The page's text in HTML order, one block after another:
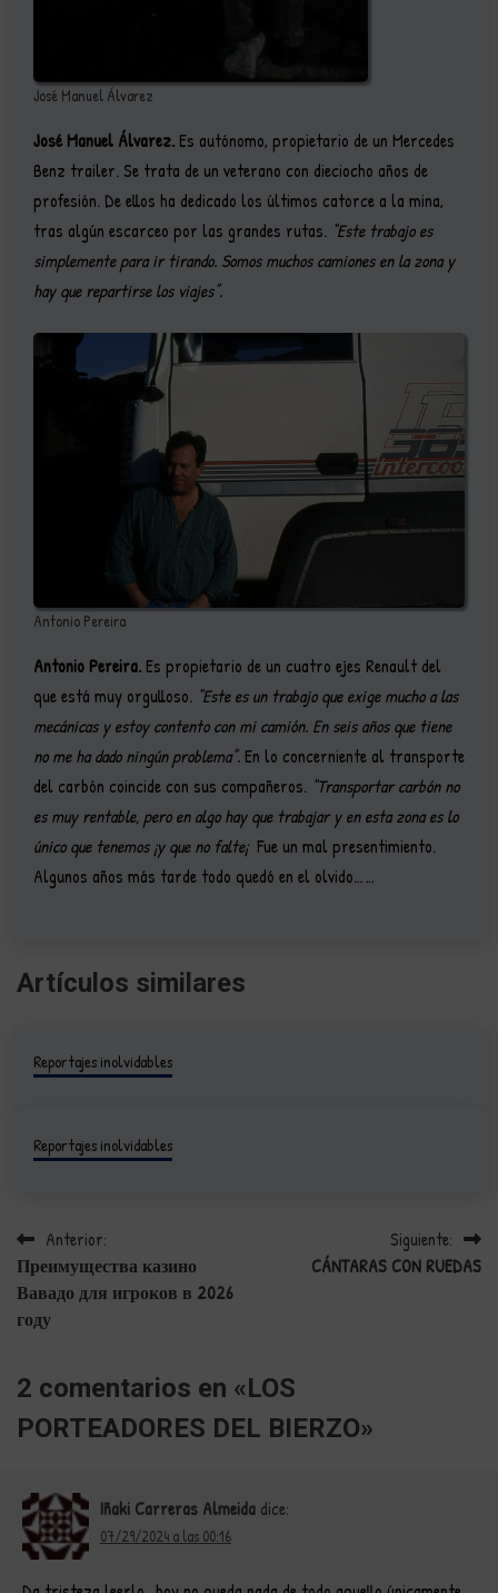
José Manuel Álvarez
José Manuel Álvarez. Es autónomo, propietario de un Mercedes
Benz trailer. Se trata de un veterano con dieciocho años de
profesión. De ellos ha dedicado los últimos catorce a la mina,
tras algún escarceo por las grandes rutas. “Este trabajo es
simplemente para ir tirando. Somos muchos camiones en la zona y
hay que repartirse los viajes”.
Antonio Pereira
Antonio Pereira. Es propietario de un cuatro ejes Renault del
que está muy orgulloso. “Este es un trabajo que exige mucho a las
mecánicas y estoy contento con mi camión. En seis años que tiene
no me ha dado ningún problema”. En lo concerniente al transporte
del carbón coincide con sus compañeros. “Transportar carbón no
es muy rentable, pero en algo hay que trabajar y en esta zona es lo
único que tenemos ¡y que no falte¡Fue un mal presentimiento.
Algunos años más tarde todo quedó en el olvido……
Artículos similares
Reportajes inolvidables
Reportajes inolvidables
Navegación
de
entradas
Anterior:
Преимущества казино
Вавадо для игроков в 2026
году
Siguiente:
CÁNTARAS CON RUEDAS
2 comentarios en «LOS
PORTEADORES DEL BIERZO»
Iñaki Carreras Almeida dice:
07/29/2024 a las 00:16